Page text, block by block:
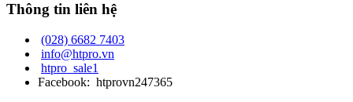
Thông tin liên hệ
(028) 6682 7403
info@htpro.vn
htpro_sale1
Facebook: htprovn247365